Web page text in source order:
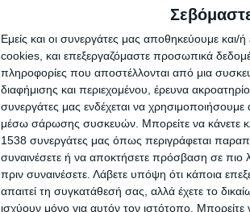
Εμείς και οι συνεργάτες μας αποθηκεύουμε
cookies, και επεξεργαζόμαστε προσωπικά
πληροφορίες που αποστέλλονται από μια
διαφήμισης και περιεχομένου, έρευνα
συνεργάτες μας ενδέχεται να
μέσω σάρωσης συσκευών. Μπορείτε να κάνετε
1538 συνεργάτες μας όπως περιγράφεται
συναινέσετε ή να αποκτήσετε πρόσβαση σε πιο
πριν συναινέσετε. Λάβετε υπόψη ότι κάποια
απαιτεί τη συγκατάθεσή σας, αλλά έχετε το
ισχύουν μόνο για αυτόν τον ιστότοπο. Μπορείτε
κατά την ημερομηνία
ηλεκτροδοτείται.
3.Η συνολική επιφάνεια
που βρίσκονται σε κάθε
άλλη έκταση γης εκτός
4.Η επιφάνεια των
επαγγελματικών στεγών ή
βρίσκονται εντός